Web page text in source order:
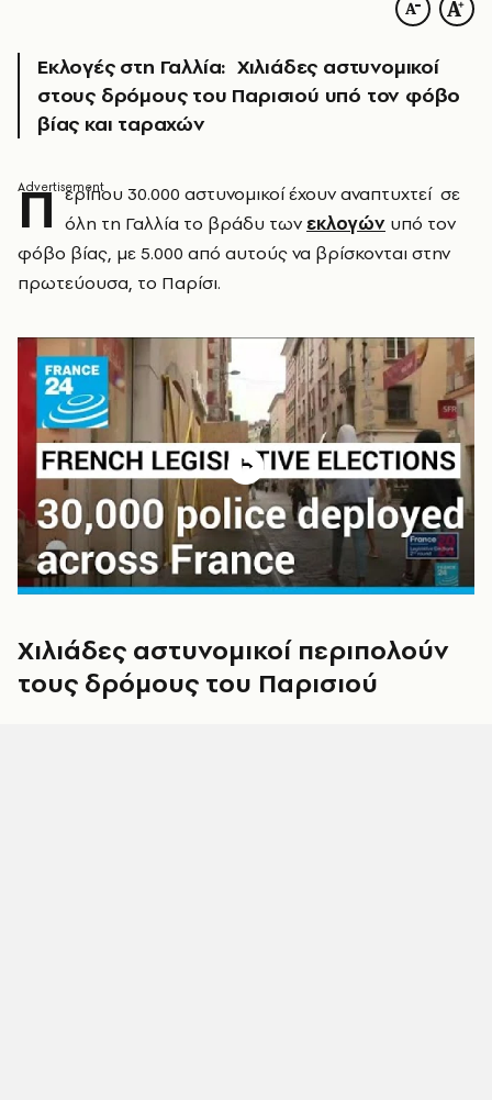
Εκλογές στη Γαλλία: Χιλιάδες αστυνομικοί
στους δρόμους του Παρισιού υπό τον φόβο
βίας και ταραχών
Π ερίπου 30.000 αστυνομικοί έχουν αναπτυχτεί σε
όλη τη Γαλλία το βράδυ των εκλογών υπό τον
φόβο βίας, με 5.000 από αυτούς να βρίσκονται στην
πρωτεύουσα, το Παρίσι.
Χιλιάδες αστυνομικοί περιπολούν
τους δρόμους του Παρισιού